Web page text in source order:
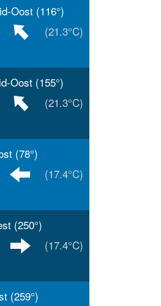
Oost (116°)
(21.3°C)
Oost (155°)
(21.3°C)
(78°)
(17.4°C)
(250°)
(17.4°C)
(259°)